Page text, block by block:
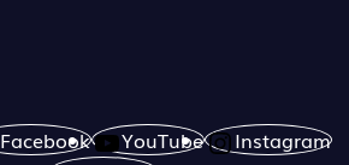
Facebook YouTube
Instagram